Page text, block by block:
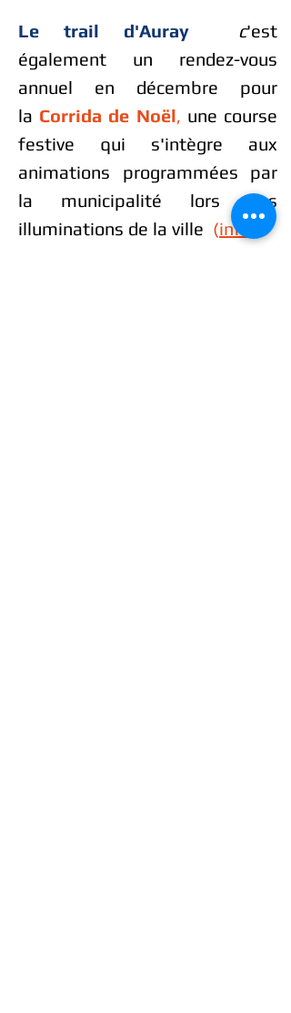
Le trail d'Auray c'est
également un rendez-vous
annuel en décembre pour
la Corrida de Noël, une course
festive qui s'intègre aux
animations programmées par
la municipalité
lors des
illuminations de la ville (info)